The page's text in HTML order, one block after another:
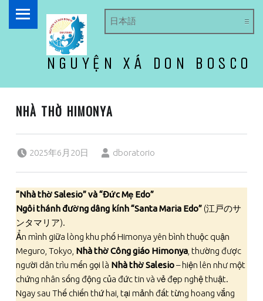
NGUYỆN XÁ DON BOSCO
NHÀ THỜ HIMONYA
2025年6月20日 dboratorio
“Nhà thờ Salesio” và “Đức Mẹ Edo”
Ngôi thánh đường dâng kính “Santa Maria Edo”(江戸のサ
ンタマリア).
Ẩn mình giữa lòng khu phố Himonya yên bình thuộc quận
Meguro, Tokyo, Nhà thờ Công giáo Himonya, thường được
người dân trìu mến gọi là Nhà thờ Salesio– hiện lên như một
chứng nhân sống động của đức tin và vẻ đẹp nghệ thuật.
Ngay sau Thế chiến thứ hai, tại mảnh đất từng hoang vắng